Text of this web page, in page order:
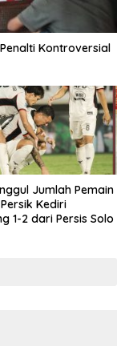
Kontroversial
Jumlah Pemain
Kediri
1-2 dari Persis Solo